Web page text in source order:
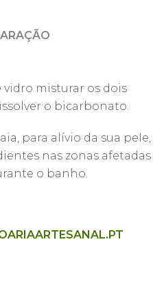
misturar os dois
o bicarbonato.
para alívio da sua pele,
nas zonas afetadas
o banho.